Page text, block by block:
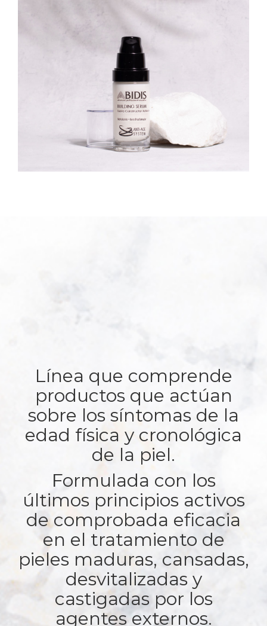
Línea que comprende
productos que actúan
sobre los síntomas de la
edad física y cronológica
de la piel.
Formulada con los
últimos principios activos
de comprobada eficacia
en el tratamiento de
pieles maduras, cansadas,
desvitalizadas y
castigadas por los
agentes externos.